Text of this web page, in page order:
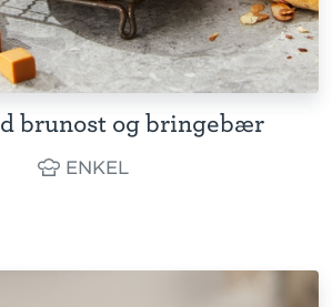
brunost og bringebær
ENKEL